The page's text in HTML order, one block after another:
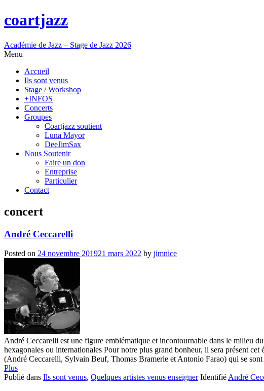
coartjazz
Académie de Jazz – Stage de Jazz 2026
Menu
Accueil
Ils sont venus
Stage / Workshop
+INFOS
Concerts
Groupes
Coartjazz soutient
Luna Mayor
DeeJimSax
Nous Soutenir
Faire un don
Entreprise
Particulier
Contact
concert
André Ceccarelli
Posted on 24 novembre 201921 mars 2022 by jimnice
André Ceccarelli est une figure emblématique et incontournable dans le milieu
hexagonales ou internationales Pour notre plus grand bonheur, il sera présent
(André Ceccarelli, Sylvain Beuf, Thomas Bramerie et Antonio Farao) qui se sont
Plus
Publié dans Ils sont venus, Quelques artistes venus enseigner IdentifiéAndré